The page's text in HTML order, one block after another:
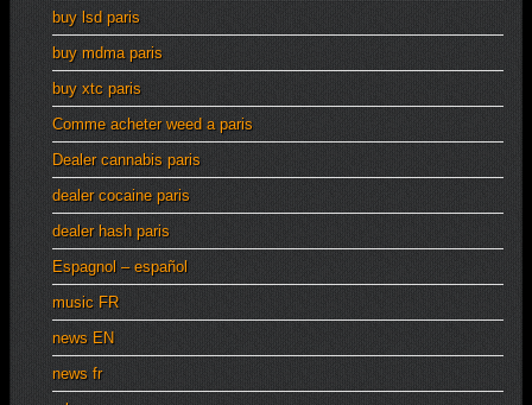
buy lsd paris
buy mdma paris
buy xtc paris
Comme acheter weed a paris
Dealer cannabis paris
dealer cocaine paris
dealer hash paris
Espagnol – español
music FR
news EN
news fr